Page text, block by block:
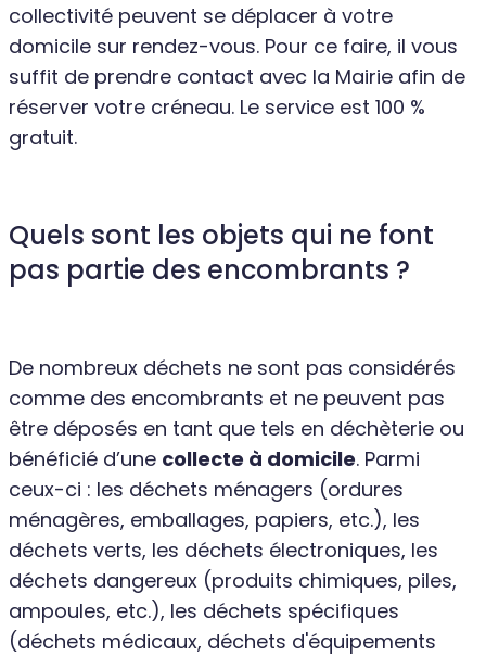
collectivité peuvent se déplacer à votre
domicile sur rendez-vous. Pour ce faire, il vous
suffit de prendre contact avec la Mairie afin de
réserver votre créneau. Le service est 100 %
gratuit.
Quels sont les objets qui ne font
pas partie des encombrants ?
De nombreux déchets ne sont pas considérés
comme des encombrants et ne peuvent pas
être déposés en tant que tels en déchèterie ou
bénéficié d’une collecte à domicile. Parmi
ceux-ci : les déchets ménagers (ordures
ménagères, emballages, papiers, etc.), les
déchets verts, les déchets électroniques, les
déchets dangereux (produits chimiques, piles,
ampoules, etc.), les déchets spécifiques
(déchets médicaux, déchets d'équipements